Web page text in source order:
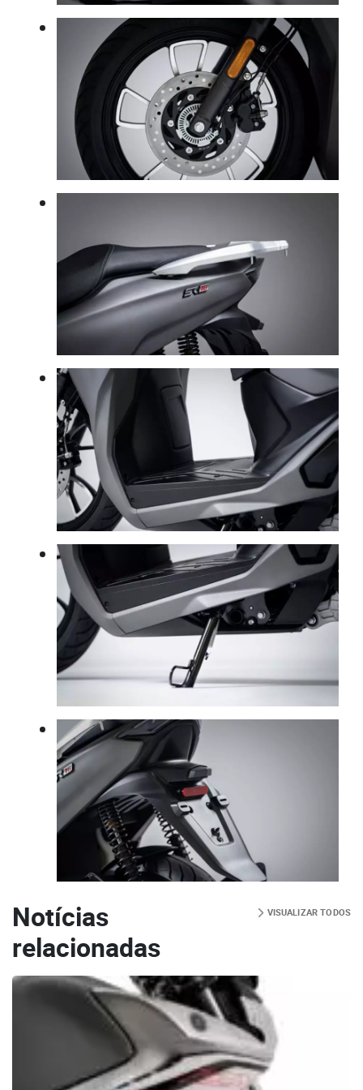
Notícias
relacionadas
VISUALIZAR TODOS